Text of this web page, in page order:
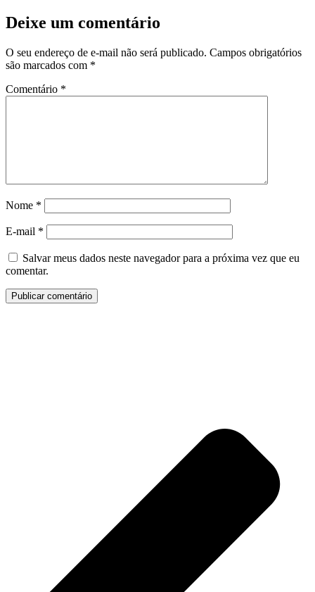
Deixe um comentário
O seu endereço de e-mail não será publicado. Campos obrigatórios
são marcados com *
Comentário *
Nome *
E-mail *
Salvar meus dados neste navegador para a próxima vez que eu
comentar.